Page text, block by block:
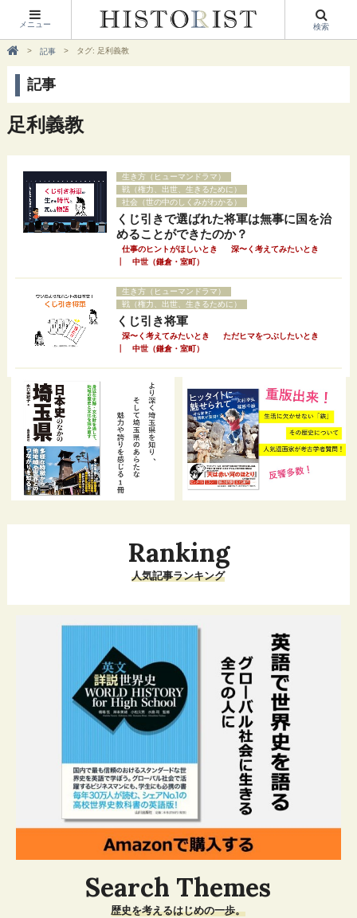
メニュー 検索
記事 タグ: 足利義教
記事
足利義教
生き方（ヒューマンドラマ）
戦（権力、出世、生きるために）
社会（世の中のしくみがわかる）
くじ引きで選ばれた将軍は無事に国を治
めることができたのか？
仕事のヒントがほしいとき
深〜く考えてみたいとき
中世（鎌倉・室町）
生き方（ヒューマンドラマ）
戦（権力、出世、生きるために）
くじ引き将軍
深〜く考えてみたいとき
ただヒマをつぶしたいとき
中世（鎌倉・室町）
Ranking
人気記事ランキング
Search Themes
歴史を考えるはじめの一歩。